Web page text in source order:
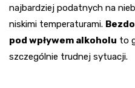
najbardziej podatnych na
niskimi temperaturami.
pod wpływem alkoholu to
szczególnie trudnej sytuacji.